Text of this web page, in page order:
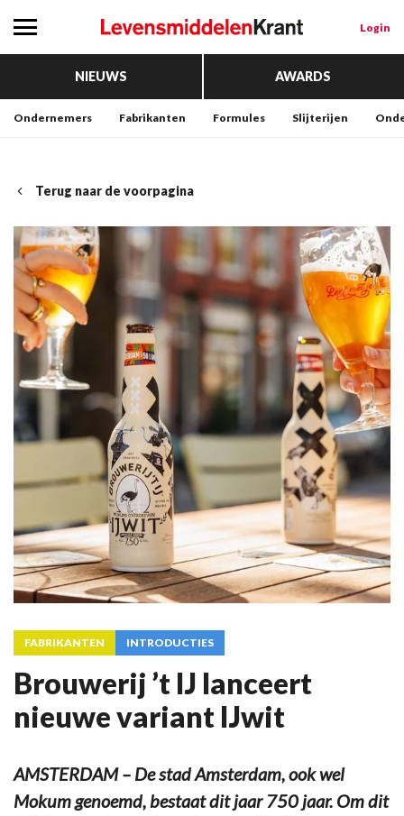
Login
NIEUWS AWARDS
Ondernemers Fabrikanten Formules Slijterijen
Terug naar de voorpagina
FABRIKANTEN INTRODUCTIES
Brouwerij ’t IJ lanceert
nieuwe variant IJwit
AMSTERDAM – De stad Amsterdam, ook wel
Mokum genoemd, bestaat dit jaar 750 jaar. Om dit